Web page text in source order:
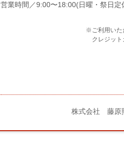
営業時間／9:00〜18:00(日曜・祭日定
※ご利用いた
クレジット
株式会社 藤原